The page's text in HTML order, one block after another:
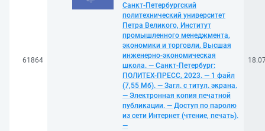
61864
Санкт-Петербургский
политехнический университет
Петра Великого, Институт
промышленного менеджмента,
экономики и торговли, Высшая
инженерно-экономическая
школа. — Санкт-Петербург:
ПОЛИТЕХ-ПРЕСС, 2023. — 1 файл
(7,55 Мб). — Загл. с титул. экрана.
— Электронная копия печатной
публикации. — Доступ по паролю
из сети Интернет (чтение, печать).
—